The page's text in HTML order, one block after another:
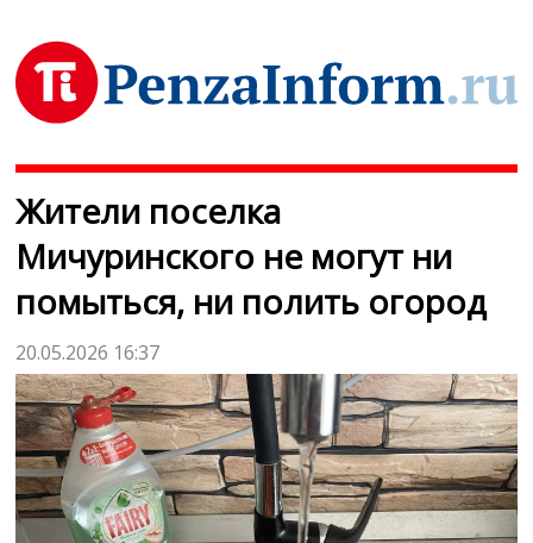
Жители поселка
Мичуринского не могут ни
помыться, ни полить огород
20.05.2026 16:37